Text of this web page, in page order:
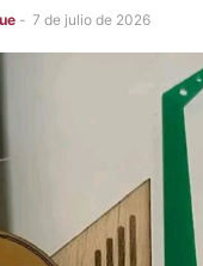
- 7 de julio de 2026